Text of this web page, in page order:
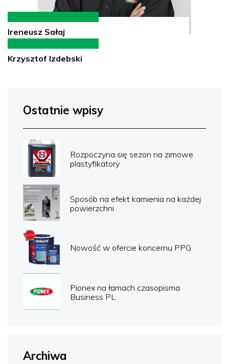
Ireneusz Sałaj
Krzysztof Izdebski
Ostatnie wpisy
Rozpoczyna się sezon na zimowe
plastyfikatory
Sposób na efekt kamienia na każdej
powierzchni
Nowość w ofercie koncernu PPG
Pionex na łamach czasopisma
Business PL
Archiwa